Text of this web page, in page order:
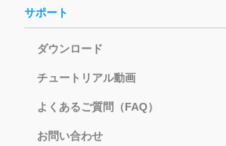
サポート
ダウンロード
チュートリアル動画
よくあるご質問（FAQ）
お問い合わせ